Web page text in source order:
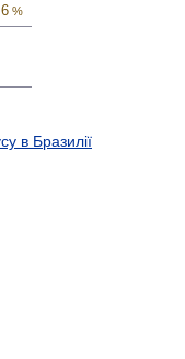
%
в Бразилії